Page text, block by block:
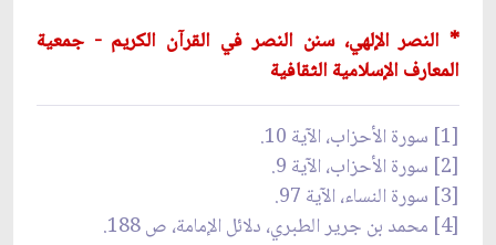
* النصر الإلهي، سنن النصر في القرآن الكريم - جمعية
المعارف الإسلامية الثقافية
[1] سورة الأحزاب، الآية 10.
[2] سورة الأحزاب، الآية 9.
[3] سورة النساء، الآية 97.
[4] محمد بن جرير الطبري، دلائل الإمامة، ص 188.